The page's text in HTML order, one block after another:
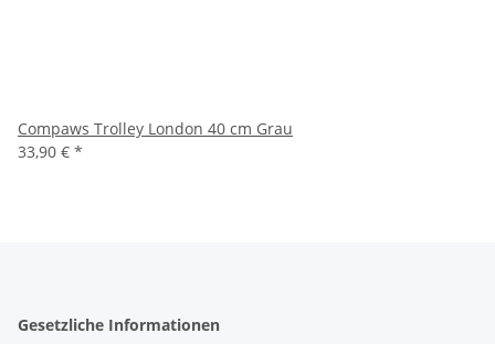
Compaws Trolley London 40 cm Grau
33,90 € *
Gesetzliche Informationen